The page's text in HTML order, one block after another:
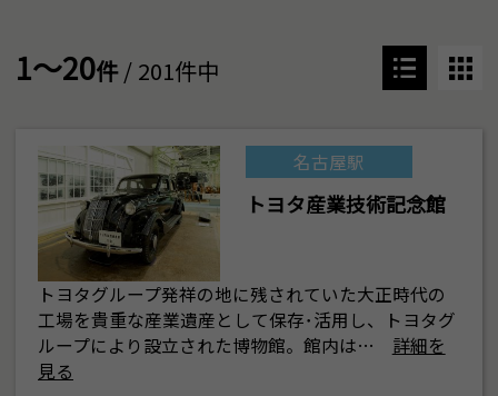
1～20件/ 201件中
名古屋駅
トヨタ産業技術記念館
トヨタグループ発祥の地に残されていた大正時代の
工場を貴重な産業遺産として保存･活用し、トヨタグ
ループにより設立された博物館。館内は…
詳細を
見る